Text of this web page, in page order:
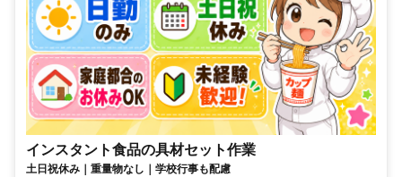
インスタント食品の具材セット作業
土日祝休み｜重量物なし｜学校行事も配慮